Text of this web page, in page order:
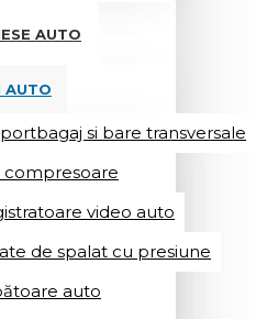
AUTO
AUTO
si bare transversale
compresoare
video auto
de spalat cu presiune
auto